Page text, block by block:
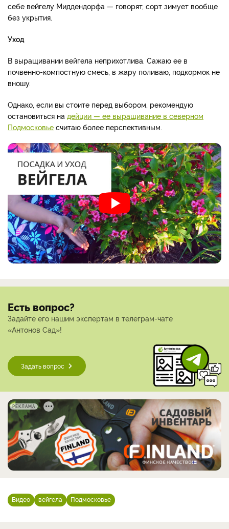
себе вейгелу Миддендорфа — говорят, сорт зимует вообще
без укрытия.
Уход
В выращивании вейгела неприхотлива. Сажаю ее в
почвенно-компостную смесь, в жару поливаю, подкормок не
вношу.
Однако, если вы стоите перед выбором, рекомендую
остановиться на дейции — ее выращивание в северном
Подмосковье считаю более перспективным.
Есть вопрос?
Задайте его нашим экспертам в телеграм-чате
«Антонов Сад»!
Задать вопрос
РЕКЛАМА
Видео вейгела Подмосковье